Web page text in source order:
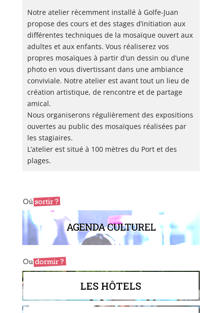
Notre atelier récemment installé à Golfe-Juan
propose des cours et des stages d’initiation aux
différentes techniques de la mosaïque ouvert aux
adultes et aux enfants. Vous réaliserez vos
propres mosaïques à partir d’un dessin ou d’une
photo en vous divertissant dans une ambiance
conviviale. Notre atelier est avant tout un lieu de
création artistique, de rencontre et de partage
amical.
Nous organiserons régulièrement des expositions
ouvertes au public des mosaïques réalisées par
les stagiaires.
L’atelier est situé à 100 mètres du Port et des
plages.
AGENDA CULTUREL
LES HÔTELS